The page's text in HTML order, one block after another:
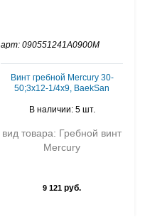
арт: 090551241A0900M
Винт гребной Mercury 30-
50;3x12-1/4x9, BaekSan
В наличии: 5 шт.
вид товара: Гребной винт
Mercury
9 121 руб.